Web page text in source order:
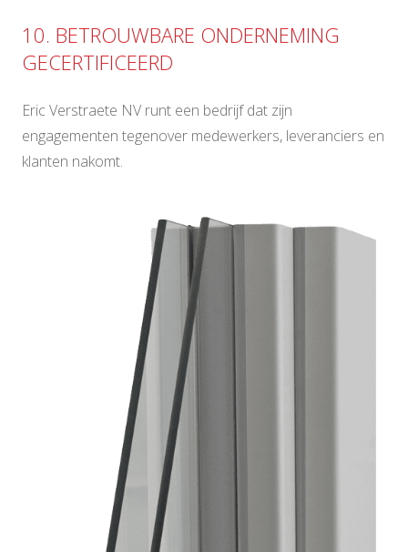
10. BETROUWBARE ONDERNEMING
GECERTIFICEERD
Eric Verstraete NV runt een bedrijf dat zijn
engagementen tegenover medewerkers, leveranciers en
klanten nakomt.